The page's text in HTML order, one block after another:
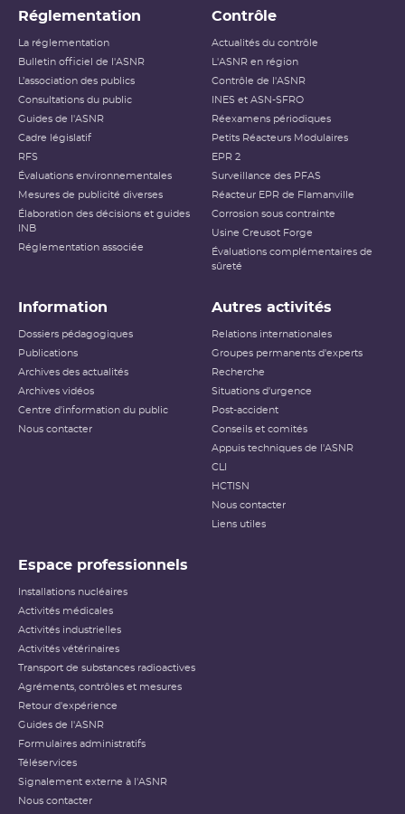
Réglementation
La réglementation
Bulletin officiel de l'ASNR
L’association des publics
Consultations du public
Guides de l'ASNR
Cadre législatif
RFS
Évaluations environnementales
Mesures de publicité diverses
Élaboration des décisions et guides
INB
Réglementation associée
Contrôle
Actualités du contrôle
L'ASNR en région
Contrôle de l'ASNR
INES et ASN-SFRO
Réexamens périodiques
Petits Réacteurs Modulaires
EPR 2
Surveillance des PFAS
Réacteur EPR de Flamanville
Corrosion sous contrainte
Usine Creusot Forge
Évaluations complémentaires de
sûreté
Information
Dossiers pédagogiques
Publications
Archives des actualités
Archives vidéos
Centre d'information du public
Nous contacter
Autres activités
Relations internationales
Groupes permanents d'experts
Recherche
Situations d'urgence
Post-accident
Conseils et comités
Appuis techniques de l'ASNR
CLI
HCTISN
Nous contacter
Liens utiles
Espace professionnels
Installations nucléaires
Activités médicales
Activités industrielles
Activités vétérinaires
Transport de substances radioactives
Agréments, contrôles et mesures
Retour d'expérience
Guides de l'ASNR
Formulaires administratifs
Téléservices
Signalement externe à l'ASNR
Nous contacter